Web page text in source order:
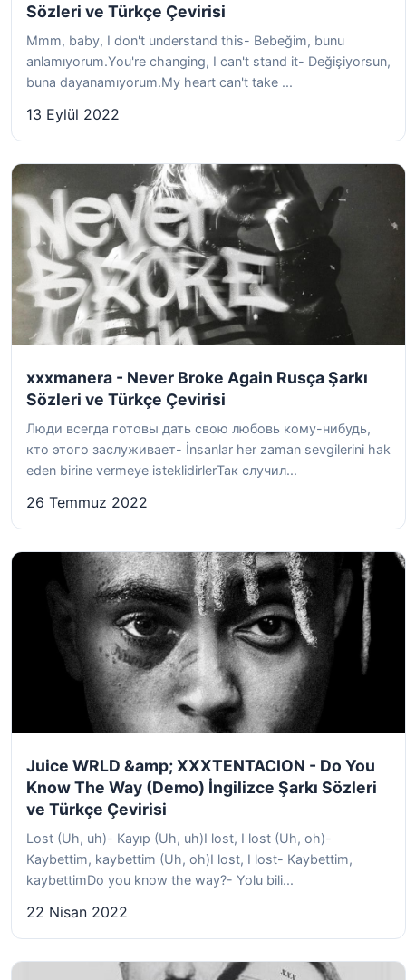
Sözleri ve Türkçe Çevirisi
Mmm, baby, I don't understand this- Bebeğim, bunu
anlamıyorum.You're changing, I can't stand it- Değişiyorsun,
buna dayanamıyorum.My heart can't take ...
13 Eylül 2022
xxxmanera - Never Broke Again Rusça Şarkı
Sözleri ve Türkçe Çevirisi
Люди всегда готовы дать свою любовь кому-нибудь,
кто этого заслуживает- İnsanlar her zaman sevgilerini hak
eden birine vermeye isteklidirlerТак случил...
26 Temmuz 2022
Juice WRLD &amp; XXXTENTACION - Do You
Know The Way (Demo) İngilizce Şarkı Sözleri
ve Türkçe Çevirisi
Lost (Uh, uh)- Kayıp (Uh, uh)I lost, I lost (Uh, oh)-
Kaybettim, kaybettim (Uh, oh)I lost, I lost- Kaybettim,
kaybettimDo you know the way?- Yolu bili...
22 Nisan 2022